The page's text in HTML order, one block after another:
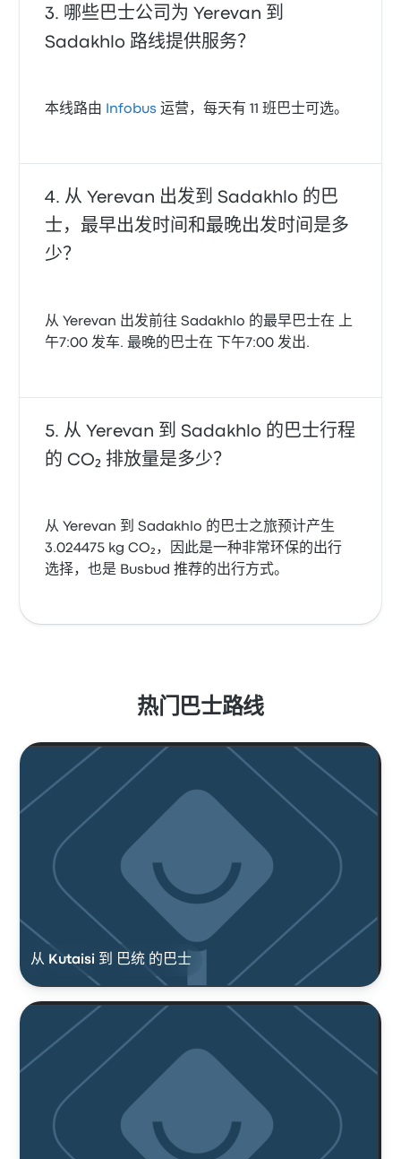
哪些巴士公司为 Yerevan 到
Sadakhlo 路线提供服务？
本线路由 Infobus 运营，每天有 11 班巴士可选。
从 Yerevan 出发到 Sadakhlo 的巴
士，最早出发时间和最晚出发时间是多
少？
从 Yerevan 出发前往 Sadakhlo 的最早巴士在 上
午7:00 发车. 最晚的巴士在 下午7:00 发出.
从 Yerevan 到 Sadakhlo 的巴士行程
的 CO₂ 排放量是多少？
从 Yerevan 到 Sadakhlo 的巴士之旅预计产生
3.024475 kg CO₂，因此是一种非常环保的出行
选择，也是 Busbud 推荐的出行方式。
热门巴士路线
从 Kutaisi 到 巴统 的巴士